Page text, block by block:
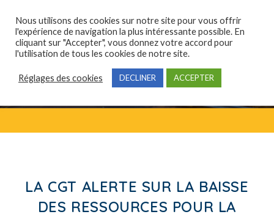
LA CGT ALERTE SUR LA BAISSE
DES RESSOURCES POUR LA
Nous utilisons des cookies sur notre site pour vous offrir
l'expérience de navigation la plus intéressante possible. En
cliquant sur "Accepter", vous donnez votre accord pour
l'utilisation de tous les cookies de notre site.
Réglages des cookies DECLINER ACCEPTER